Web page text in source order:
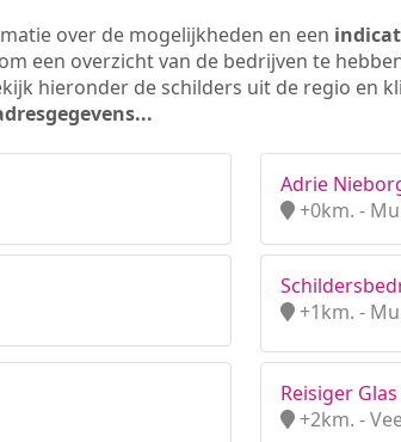
over de mogelijkheden en een
een overzicht van de bedrijven te
hieronder de schilders uit de regio en
Adrie
+0km. -
+1km. -
Reisiger
+2km. -